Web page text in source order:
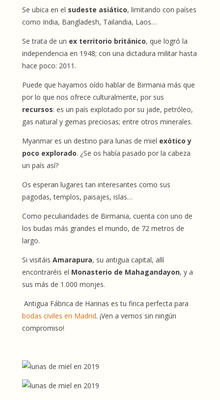
Se ubica en el sudeste asiático, limitando con países
como India, Bangladesh, Tailandia, Laos…
Se trata de un ex territorio británico, que logró la
independencia en 1948; con una dictadura militar hasta
hace poco: 2011.
Puede que hayamos oído hablar de Birmania más que
por lo que nos ofrece culturalmente, por sus
recursos: es un país explotado por su jade, petróleo,
gas natural y gemas preciosas; entre otros minerales.
Myanmar es un destino para lunas de miel exótico y
poco explorado. ¿Se os había pasado por la cabeza
un país así?
Os esperan lugares tan interesantes como sus
pagodas, templos, paisajes, islas…
Como peculiaridades de Birmania, cuenta con uno de
los budas más grandes el mundo, de 72 metros de
largo.
Si visitáis Amarapura, su antigua capital, allí
encontraréis el Monasterio de Mahagandayon, y a
sus más de 1.000 monjes.
Antigua Fábrica de Harinas es tu finca perfecta para
bodas civiles en Madrid. ¡Ven a vernos sin ningún
compromiso!